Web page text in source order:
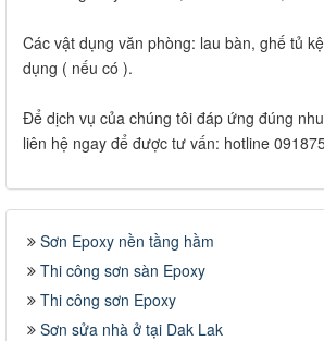
Các vật dụng văn phòng: lau bàn, ghế tủ
dụng ( nếu có ).
Để dịch vụ của chúng tôi đáp ứng đúng
liên hệ ngay để được tư vấn: hotline
Sơn Epoxy nền tầng hầm
Thi công sơn sàn Epoxy
Thi công sơn Epoxy
Sơn sửa nhà ở tại Dak Lak